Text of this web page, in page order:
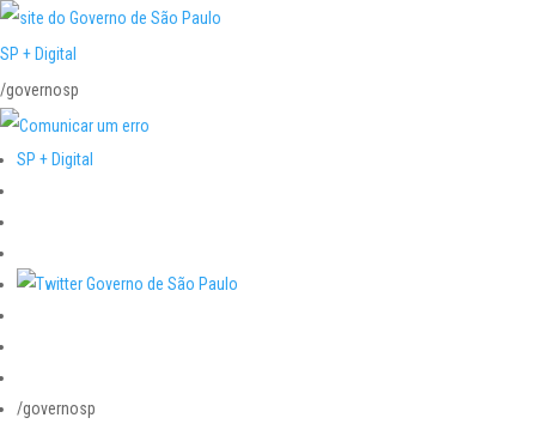
SP + Digital
/governosp
SP + Digital
/governosp